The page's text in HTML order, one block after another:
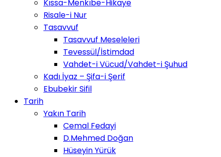
Kıssa-Menkıbe-Hikaye
Risale-i Nur
Tasavvuf
Tasavvuf Meseleleri
Tevessül/İstimdad
Vahdet-i Vücud/Vahdet-i Şuhud
Kadı İyaz – Şifa-i Şerif
Ebubekir Sifil
Tarih
Yakın Tarih
Cemal Fedayi
D.Mehmed Doğan
Hüseyin Yürük